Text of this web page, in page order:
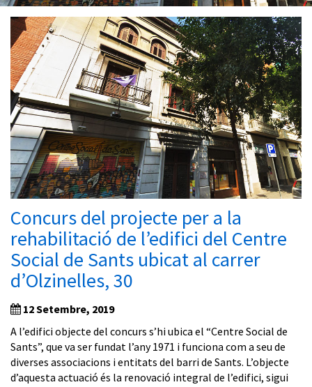
Concurs del projecte per a la
rehabilitació de l’edifici del Centre
Social de Sants ubicat al carrer
d’Olzinelles, 30
12 Setembre, 2019
A l’edifici objecte del concurs s’hi ubica el “Centre Social de
Sants”, que va ser fundat l’any 1971 i funciona com a seu de
diverses associacions i entitats del barri de Sants. L’objecte
d’aquesta actuació és la renovació integral de l’edifici, sigui